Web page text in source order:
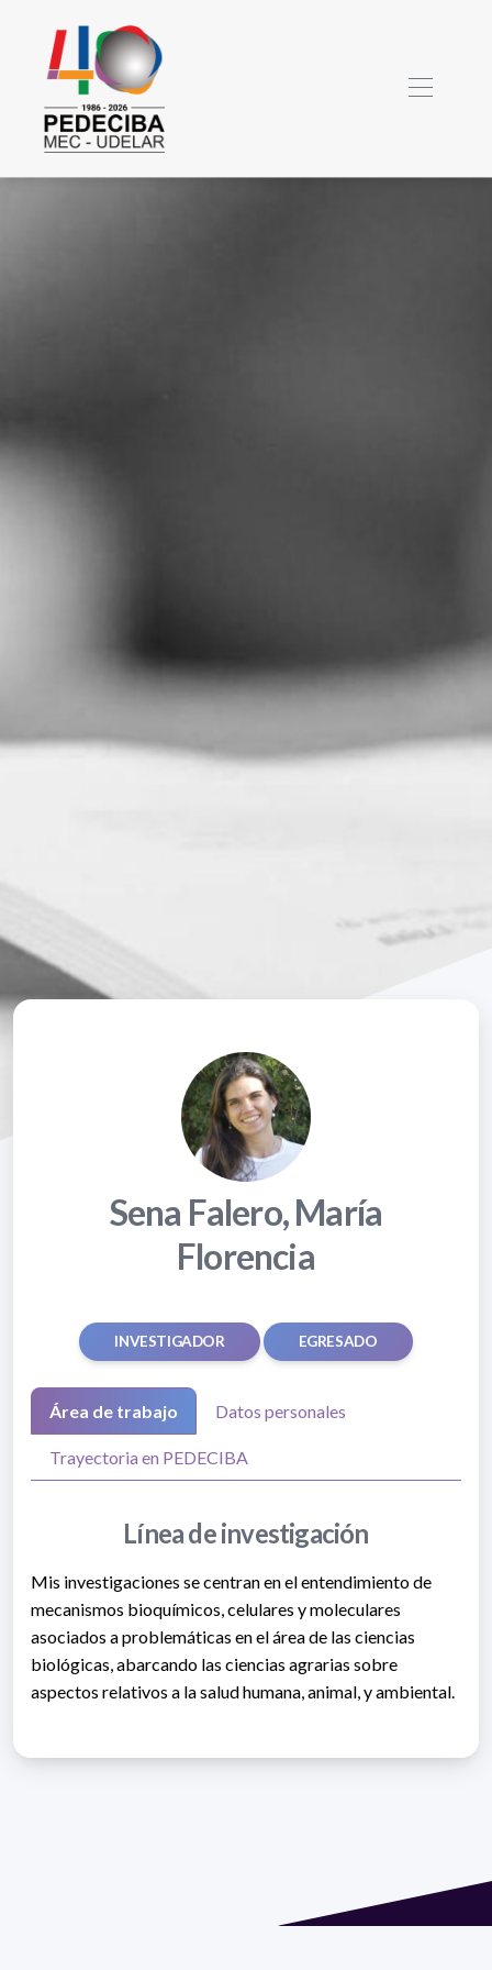
Sena Falero, María
Florencia
INVESTIGADOR EGRESADO
Área de trabajo Datos personales
Trayectoria en PEDECIBA
Línea de investigación
Mis investigaciones se centran en el entendimiento de
mecanismos bioquímicos, celulares y moleculares
asociados a problemáticas en el área de las ciencias
biológicas, abarcando las ciencias agrarias sobre
aspectos relativos a la salud humana, animal, y ambiental.